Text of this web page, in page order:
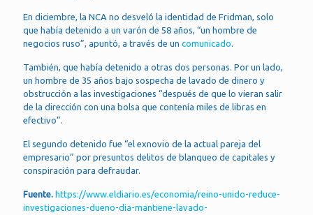
En diciembre, la NCA no desveló la identidad de Fridman, solo
que había detenido a un varón de 58 años, “un hombre de
negocios ruso”, apuntó, a través de un comunicado.
También, que había detenido a otras dos personas. Por un lado,
un hombre de 35 años bajo sospecha de lavado de dinero y
obstrucción a las investigaciones “después de que lo vieran salir
de la dirección con una bolsa que contenía miles de libras en
efectivo”.
El segundo detenido fue “el exnovio de la actual pareja del
empresario” por presuntos delitos de blanqueo de capitales y
conspiración para defraudar.
Fuente. https://www.eldiario.es/economia/reino-unido-reduce-
investigaciones-dueno-dia-mantiene-lavado-